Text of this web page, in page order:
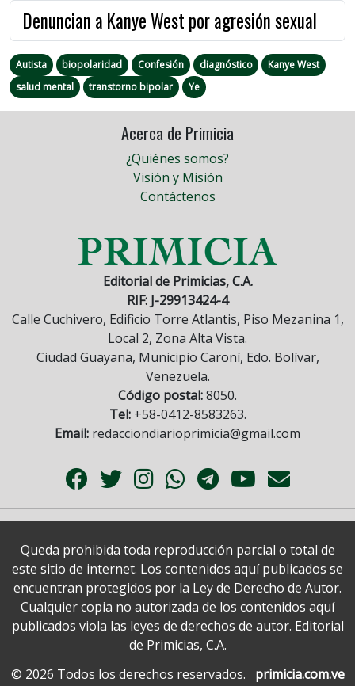
Denuncian a Kanye West por agresión sexual
Autista biopolaridad Confesión diagnóstico
Kanye West
salud mental
transtorno bipolar Ye
Acerca de Primicia
¿Quiénes somos?
Visión y Misión
Contáctenos
Editorial de Primicias, C.A.
RIF: J-29913424-4
Calle Cuchivero, Edificio Torre Atlantis, Piso Mezanina 1,
Local 2, Zona Alta Vista.
Ciudad Guayana, Municipio Caroní, Edo. Bolívar,
Venezuela.
Código postal:8050.
Tel:+58-0412-8583263.
Email: redacciondiarioprimicia@gmail.com
Queda prohibida toda reproducción parcial o total de
este sitio de internet. Los contenidos aquí publicados se
encuentran protegidos por la Ley de Derecho de Autor.
Cualquier copia no autorizada de los contenidos aquí
publicados viola las leyes de derechos de autor. Editorial
de Primicias, C.A.
© 2026 Todos los derechos reservados.
primicia.com.ve